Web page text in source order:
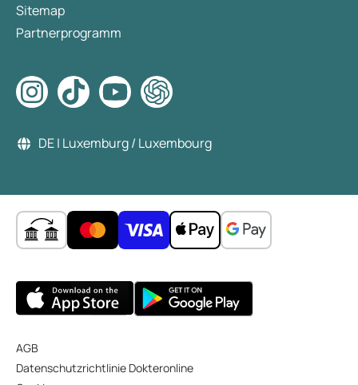
Sitemap
Partnerprogramm
DE | Luxemburg / Luxembourg
AGB
Datenschutzrichtlinie Dokteronline